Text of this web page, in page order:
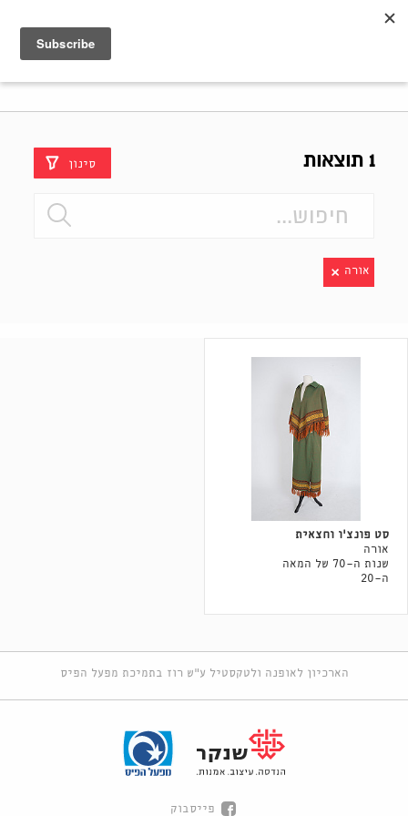
1 תוצאות סינון
אורה
סט פונצ׳ו וחצאית
אורה
שנות ה-70 של המאה
ה-20
הארכיון לאופנה ולטקסטיל ע"ש רוז בתמיכת מפעל הפיס
פייסבוק